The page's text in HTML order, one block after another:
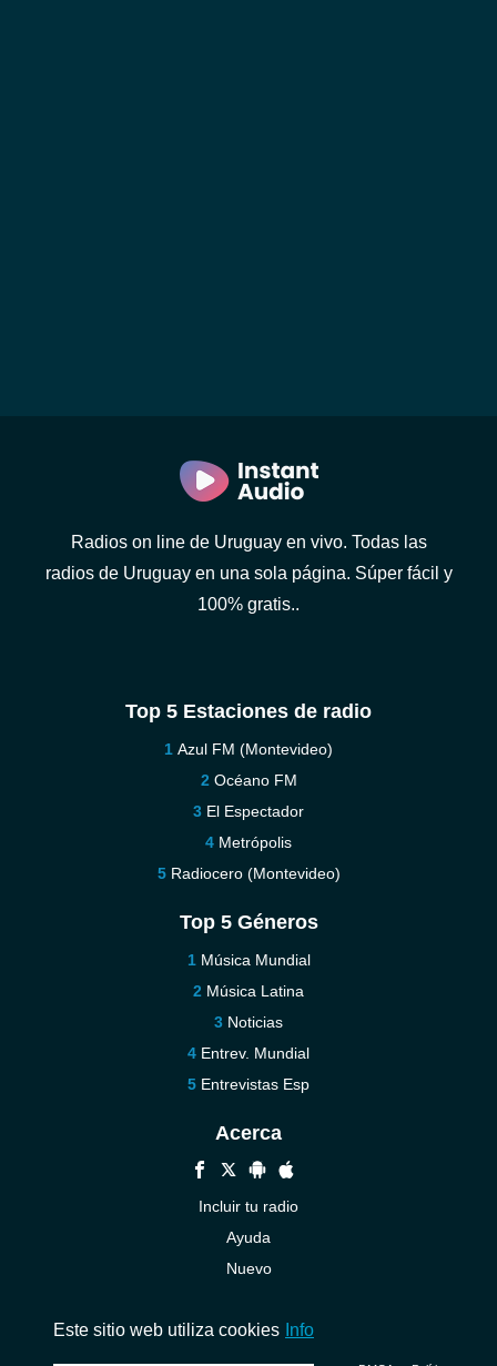
Radios on line de Uruguay en vivo. Todas las
radios de Uruguay en una sola página. Súper fácil y
100% gratis..
Top 5 Estaciones de radio
Azul FM (Montevideo)
Océano FM
El Espectador
Metrópolis
Radiocero (Montevideo)
Top 5 Géneros
Música Mundial
Música Latina
Noticias
Entrev. Mundial
Entrevistas Esp
Acerca
Incluir tu radio
Ayuda
Nuevo
Este sitio web utiliza cookies Info